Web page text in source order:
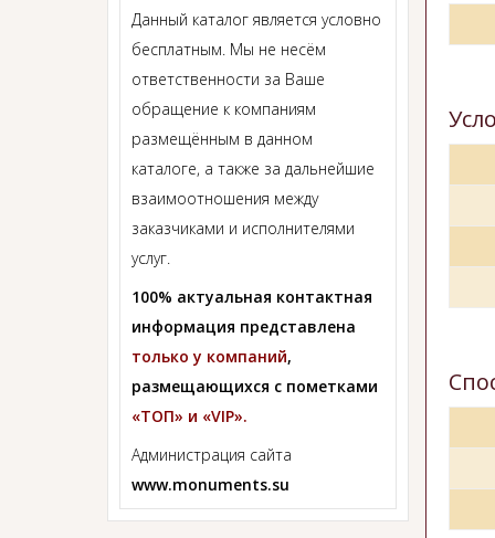
Данный каталог является условно
бесплатным. Мы не несём
ответственности за Ваше
обращение к компаниям
размещённым в данном
каталоге, а также за дальнейшие
взаимоотношения между
заказчиками и исполнителями
услуг.
100% актуальная контактная
информация представлена
только у компаний,
размещающихся с пометками
«ТОП» и «VIP».
Администрация сайта
www.monuments.su